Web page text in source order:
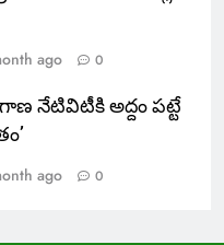
ago 0
నేటివిటీకి అద్దం పట్టే
ago 0